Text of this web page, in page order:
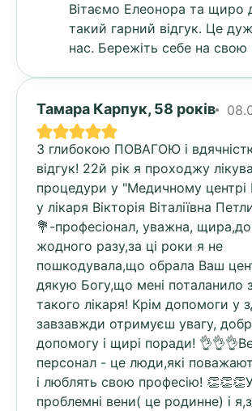
Вітаємо Елеонора та щиро
такий гарний відгук. Це
нас. Бережіть себе на свою
Тамара Карпук, 58 років
З глибокою ПОВАГОЮ і
відгук! 22й рік я проходжу
процедури у "Медичному центрі
у лікаря Вікторія Віталіївна
💐-професіонал, уважна,
жодного разу,за ці роки я не
пошкодувала,що обрала Ваш
дякую Богу,що мені поталанило
такого лікаря! Крім допомоги у
завзавжди отримуєш увагу,
допомогу і щирі поради!
персонал - це люди,які
і люблять свою професію!
проблемні вени( це родинне) і